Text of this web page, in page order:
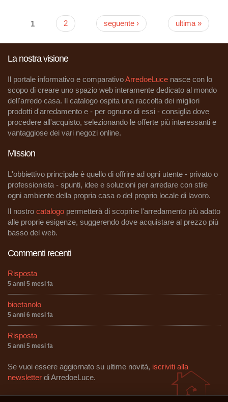
Pagine
1 2 seguente › ultima »
La nostra visione
Il portale informativo e comparativoArredoeLuce nasce con lo
scopo di creare uno spazio web interamente dedicato al mondo
dell'arredo casa. Il catalogo ospita una raccolta dei migliori
prodotti d'arredamento e - per ognuno di essi - consiglia dove
procedere all'acquisto, selezionando le offerte più interessanti e
vantaggiose dei vari negozi online.
Mission
L'obbiettivo principale è quello di offrire ad ogni utente - privato o
professionista - spunti, idee e soluzioni per arredare con stile
ogni ambiente della propria casa o del proprio locale di lavoro.
Il nostro catalogo permetterà di scoprire l'arredamento più adatto
alle proprie esigenze, suggerendo dove acquistare al prezzo più
basso del web.
Commenti recenti
Risposta
5 anni 5 mesi fa
bioetanolo
5 anni 6 mesi fa
Risposta
5 anni 5 mesi fa
Se vuoi essere aggiornato su ultime novità, iscriviti alla
newsletter di ArredoeLuce.